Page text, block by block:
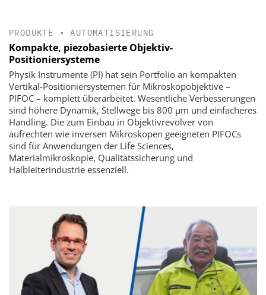
PRODUKTE •AUTOMATISIERUNG
Kompakte, piezobasierte Objektiv-
Positioniersysteme
Physik Instrumente (PI) hat sein Portfolio an kompakten
Vertikal-Positioniersystemen für Mikroskopobjektive –
PIFOC – komplett überarbeitet. Wesentliche Verbesserungen
sind höhere Dynamik, Stellwege bis 800 µm und einfacheres
Handling. Die zum Einbau in Objektivrevolver von
aufrechten wie inversen Mikroskopen geeigneten PIFOCs
sind für Anwendungen der Life Sciences,
Materialmikroskopie, Qualitätssicherung und
Halbleiterindustrie essenziell.